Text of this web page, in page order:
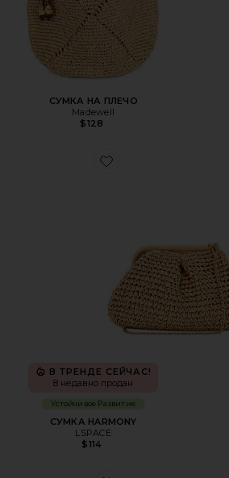
СУМКА НА ПЛЕЧО
Madewell
$128
Favorite СУМКА HARMONY
В ТРЕНДЕ СЕЙЧАС!
8 недавно продан
Устойчивое Развитие
СУМКА HARMONY
LSPACE
$114